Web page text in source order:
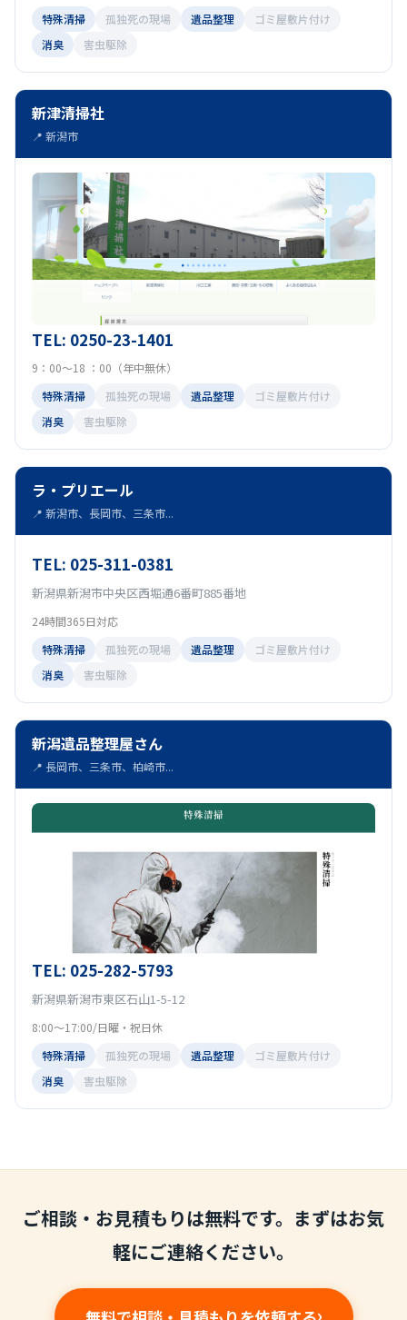
特殊清掃
孤独死の現場 遺品整理
ゴミ屋敷片付け
消臭
害虫駆除
新津清掃社
📍 新潟市
TEL: 0250-23-1401
9：00～18 ：00（年中無休）
特殊清掃
孤独死の現場 遺品整理
ゴミ屋敷片付け
消臭
害虫駆除
ラ・プリエール
📍 新潟市、長岡市、三条市...
TEL: 025-311-0381
新潟県新潟市中央区西堀通6番町885番地
24時間365日対応
特殊清掃
孤独死の現場 遺品整理
ゴミ屋敷片付け
消臭
害虫駆除
新潟遺品整理屋さん
📍 長岡市、三条市、柏崎市...
TEL: 025-282-5793
新潟県新潟市東区石山1-5-12
8:00～17:00/日曜・祝日休
特殊清掃
孤独死の現場 遺品整理
ゴミ屋敷片付け
消臭
害虫駆除
ご相談・お見積もりは無料です。まずはお気
軽にご連絡ください。